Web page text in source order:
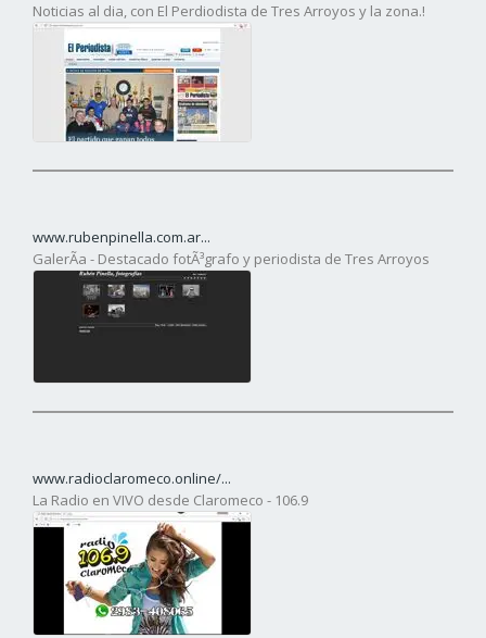
Noticias al dia, con El Perdiodista de Tres Arroyos y la zona.!
www.rubenpinella.com.ar...
GalerÃ­a - Destacado fotÃ³grafo y periodista de Tres Arroyos
www.radioclaromeco.online/...
La Radio en VIVO desde Claromeco - 106.9